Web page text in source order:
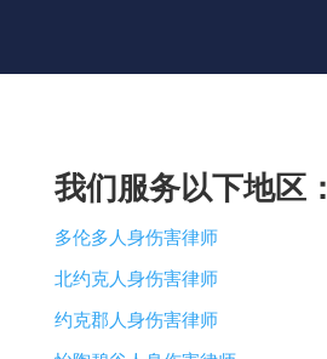
我们服务以下地区：
多伦多人身伤害律师
北约克人身伤害律师
约克郡人身伤害律师